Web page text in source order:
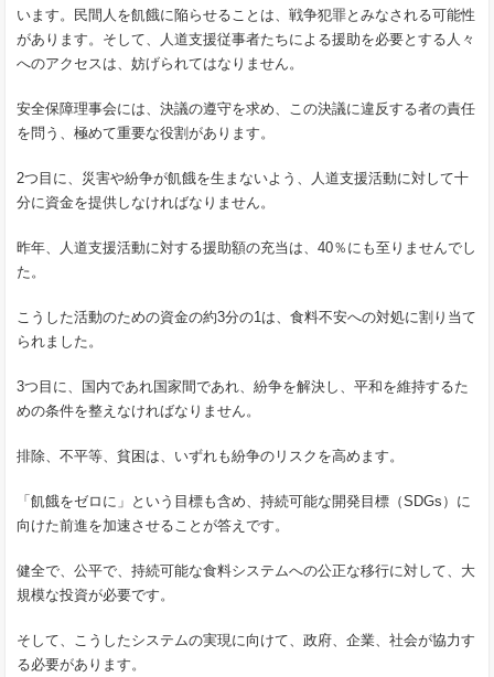
います。民間人を飢餓に陥らせることは、戦争犯罪とみなされる可能性
があります。そして、人道支援従事者たちによる援助を必要とする人々
へのアクセスは、妨げられてはなりません。
安全保障理事会には、決議の遵守を求め、この決議に違反する者の責任
を問う、極めて重要な役割があります。
2つ目に、災害や紛争が飢餓を生まないよう、人道支援活動に対して十
分に資金を提供しなければなりません。
昨年、人道支援活動に対する援助額の充当は、40％にも至りませんでし
た。
こうした活動のための資金の約3分の1は、食料不安への対処に割り当て
られました。
3つ目に、国内であれ国家間であれ、紛争を解決し、平和を維持するた
めの条件を整えなければなりません。
排除、不平等、貧困は、いずれも紛争のリスクを高めます。
「飢餓をゼロに」という目標も含め、持続可能な開発目標（SDGs）に
向けた前進を加速させることが答えです。
健全で、公平で、持続可能な食料システムへの公正な移行に対して、大
規模な投資が必要です。
そして、こうしたシステムの実現に向けて、政府、企業、社会が協力す
る必要があります。